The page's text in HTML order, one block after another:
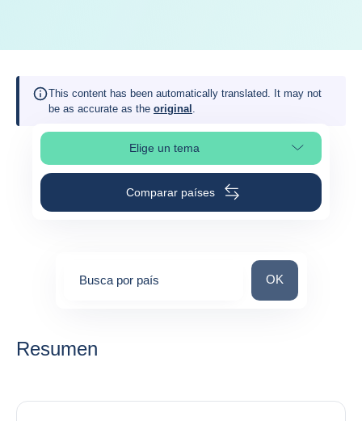
This content has been automatically translated. It may not
be as accurate as the original .
Elige un temaSelleciona la sección de la página
Comparar países
Busca por país Busca por país
OK
Resumen